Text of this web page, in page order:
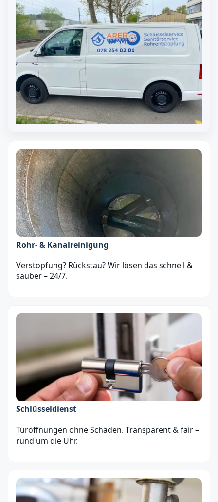
Rohr- & Kanalreinigung
Verstopfung? Rückstau? Wir lösen das schnell &
sauber – 24/7.
Schlüsseldienst
Türöffnungen ohne Schäden. Transparent & fair –
rund um die Uhr.